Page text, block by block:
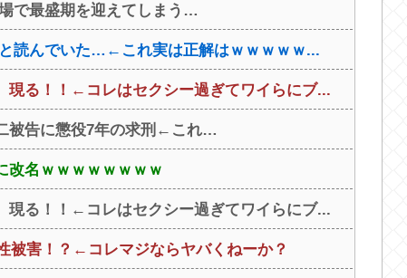
で最盛期を迎えてしまう…
読んでいた…←これ実は正解はｗｗｗｗｗ...
現る！！←コレはセクシー過ぎてワイらにブ...
被告に懲役7年の求刑←これ…
改名ｗｗｗｗｗｗｗｗ
現る！！←コレはセクシー過ぎてワイらにブ...
被害！？←コレマジならヤバくねーか？